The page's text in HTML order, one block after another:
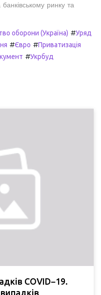
ринку та
оборони (Україна) #Уряд
#Євро #Приватизація
#Укрбуд
COVID−19.